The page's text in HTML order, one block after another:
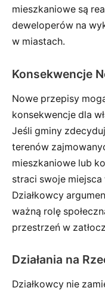
mieszkaniowe są
deweloperów na
w miastach.
Konsekwencje
Nowe przepisy
konsekwencje dla
Jeśli gminy
terenów
mieszkaniowe lub
straci swoje
Działkowcy
ważną rolę
przestrzeń w
Działania na
Działkowcy nie